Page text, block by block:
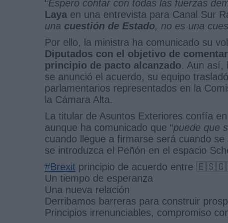
“Espero contar con todas las fuerzas
Laya en una entrevista para Canal Sur
una cuestión de Estado, no es una
Por ello, la ministra ha comunicado su
Diputados con el objetivo de
principio de pacto alcanzado. Aun así,
se anunció el acuerdo, su equipo
parlamentarios representados en la
la Cámara Alta.
La titular de Asuntos Exteriores confía
aunque ha comunicado que “puede que
cuando llegue a firmarse será cuando se
se introduzca el Peñón en el espacio
#Brexit principio de acuerdo entre
Un tiempo de esperanza
Una nueva relación
Derribamos barreras para construir
Principios irrenunciables, compromiso